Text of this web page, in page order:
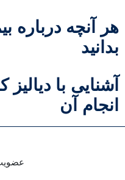
هر آنچه درباره
بدانید
آشنایی با
انجام آن